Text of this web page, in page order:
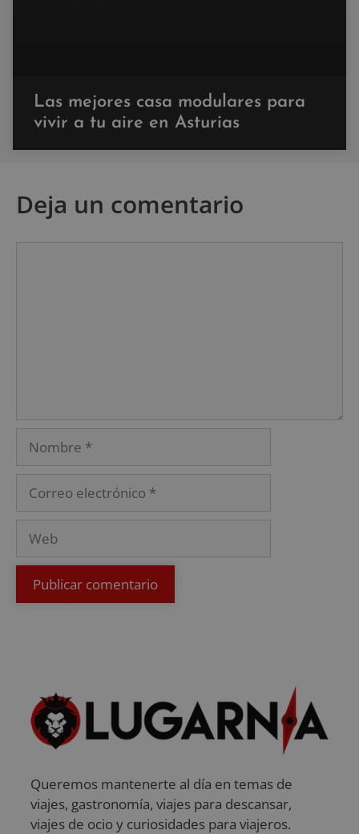
Las mejores casa modulares para
vivir a tu aire en Asturias
Deja un comentario
Queremos mantenerte al día en temas de
viajes, gastronomía, viajes para descansar,
viajes de ocio y curiosidades para viajeros.